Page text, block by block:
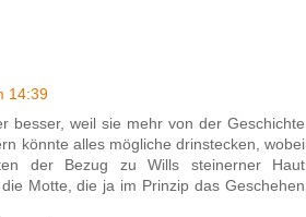
14:39
besser, weil sie mehr von der Geschichte
könnte alles mögliche drinstecken, wobei
der Bezug zu Wills steinerner Haut
Motte, die ja im Prinzip das Geschehen